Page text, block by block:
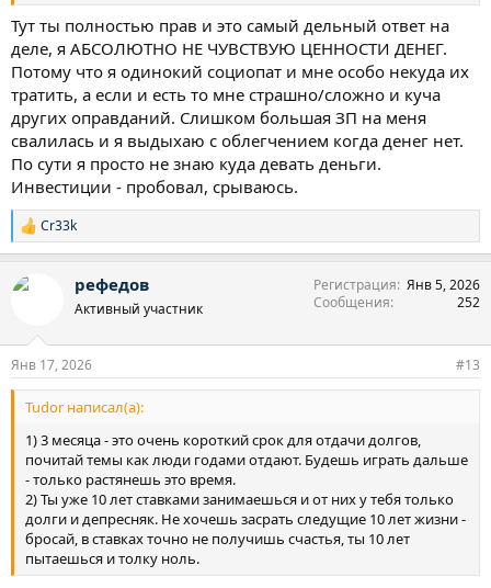
Тут ты полностью прав и это самый дельный ответ на
деле, я АБСОЛЮТНО НЕ ЧУВСТВУЮ ЦЕННОСТИ ДЕНЕГ.
Потому что я одинокий социопат и мне особо некуда их
тратить, а если и есть то мне страшно/сложно и куча
других оправданий. Слишком большая ЗП на меня
свалилась и я выдыхаю с облегчением когда денег нет.
По сути я просто не знаю куда девать деньги.
Инвестиции - пробовал, срываюсь.
Р
е
к
Cr33k
рефедов
Активный участник
Регистрация Янв 5, 2026
Сообщения
252
Янв 17, 2026 #13
Tudor написал(а):
1) 3 месяца - это очень короткий срок для отдачи долгов,
почитай темы как люди годами отдают. Будешь играть дальше
- только растянешь это время.
2) Ты уже 10 лет ставками занимаешься и от них у тебя только
долги и депресняк. Не хочешь засрать следущие 10 лет жизни -
бросай, в ставках точно не получишь счастья, ты 10 лет
пытаешься и толку ноль.